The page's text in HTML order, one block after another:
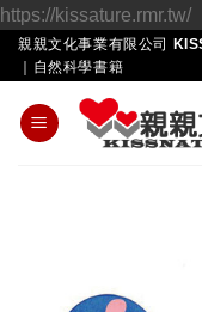
https://kissature.rmr.tw/
親親文化事業有限公司
｜自然科學書籍